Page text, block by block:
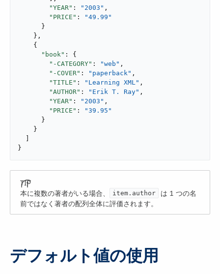
"YEAR" : "2003" ,
"PRICE" :
"49.99"
      }
    },
    {
"book" : {
"-CATEGORY" : "web" ,
"-COVER" : "paperback" ,
"TITLE" : "Learning XML" ,
"AUTHOR" : "Erik T. Ray" ,
"YEAR" : "2003" ,
"PRICE" :
"39.95"
      }
    }
}
本に複数の著者がいる場合、​ item.author
​ は 1 つの名
前ではなく著者の配列全体に評価されます。
デフォルト値の使用